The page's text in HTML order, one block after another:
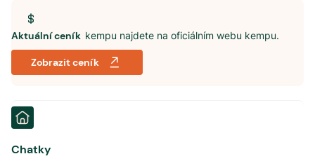
Aktuální ceník kempu najdete na oficiálním webu kempu.
Zobrazit ceník
Chatky